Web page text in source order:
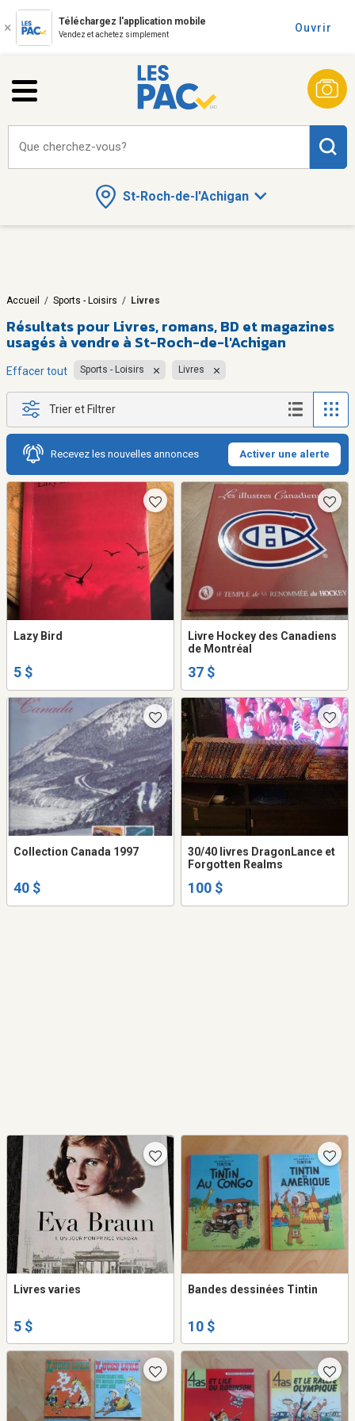
Téléchargez l'application mobile
Vendez et achetez simplement
Ouvrir
St-Roch-de-l'Achigan
Que cherchez-vous?
Accueil / Sports - Loisirs / Livres
Résultats pour Livres, romans, BD et magazines
usagés à vendre à St-Roch-de-l'Achigan
Effacer tout Sports - Loisirs Livres
Trier et Filtrer
Recevez les nouvelles annonces Activer une alerte
Lazy Bird
5 $
Livre Hockey des Canadiens
de Montréal
37 $
Collection Canada 1997
40 $
30/40 livres DragonLance et
Forgotten Realms
100 $
Livres varies
5 $
Bandes dessinées Tintin
10 $